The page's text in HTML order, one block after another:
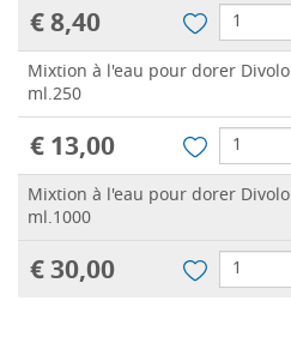
€ 8,40
Mixtion à l'eau pour dorer Divolo
ml.250
€ 13,00
Mixtion à l'eau pour dorer Divolo
ml.1000
€ 30,00